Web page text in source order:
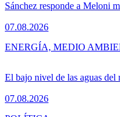
Sánchez responde a Meloni
07.08.2026
El bajo nivel de las aguas del
07.08.2026
ENERGÍA, MEDIO